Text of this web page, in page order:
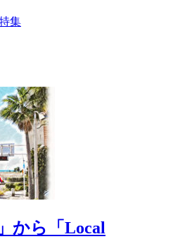
集
から「Local